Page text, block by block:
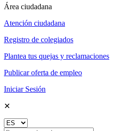
Área ciudadana
Atención ciudadana
Registro de colegiados
Plantea tus quejas y reclamaciones
Publicar oferta de empleo
Iniciar Sesión
✕